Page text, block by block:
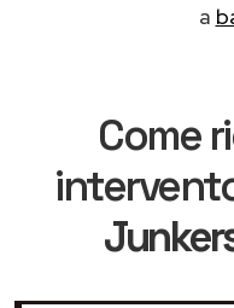
a
Come